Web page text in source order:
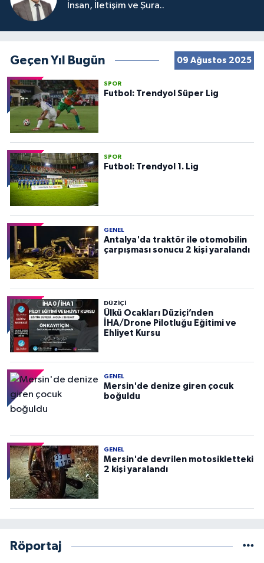
İnsan, İletişim ve Şura..
Geçen Yıl Bugün 09 Ağustos 2025
SPOR
Futbol: Trendyol Süper Lig
SPOR
Futbol: Trendyol 1. Lig
GENEL
Antalya'da traktör ile otomobilin
çarpışması sonucu 2 kişi yaralandı
DÜZIÇI
Ülkü Ocakları Düziçi’nden
İHA/Drone Pilotluğu Eğitimi ve
Ehliyet Kursu
GENEL
Mersin'de denize giren çocuk
boğuldu
GENEL
Mersin'de devrilen motosikletteki
2 kişi yaralandı
Röportaj